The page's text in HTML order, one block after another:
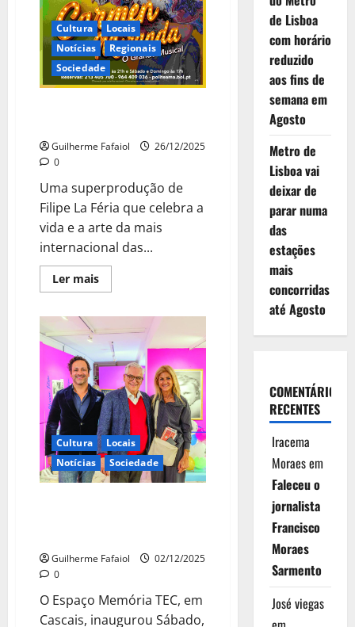
Cultura
Locais
Notícias
Regionais
Sociedade
Guilherme Fafaiol
26/12/2025
0
Uma superprodução de
Filipe La Féria que celebra a
vida e a arte da mais
internacional das...
Ler maisLeia
mais
–
Grande
Musical
Cultura
Locais
Notícias
Sociedade
Guilherme Fafaiol
02/12/2025
0
O Espaço Memória TEC, em
Cascais, inaugurou Sábado,
de Lisboa
com horário
reduzido
aos fins de
semana em
Agosto
Metro de
Lisboa vai
deixar de
parar numa
das
estações
mais
concorridas
até Agosto
COMENTÁRIOS
RECENTES
Iracema
Moraesem
Faleceu o
jornalista
Francisco
Moraes
Sarmento
José viegas